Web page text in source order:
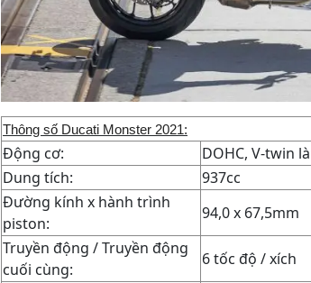
Thông số Ducati Monster 2021:
Động cơ:
DOHC, V-twin
Dung tích:
937cc
Đường kính x hành trình
piston:
94,0 x 67,5mm
Truyền động / Truyền động
cuối cùng:
6 tốc độ / xích